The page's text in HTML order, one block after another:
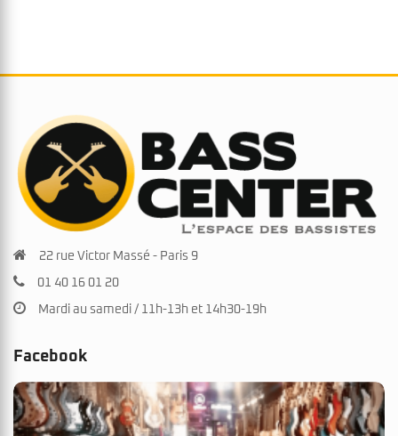
22 rue Victor Massé - Paris 9
01 40 16 01 20
Mardi au samedi / 11h-13h et 14h30-19h
Facebook